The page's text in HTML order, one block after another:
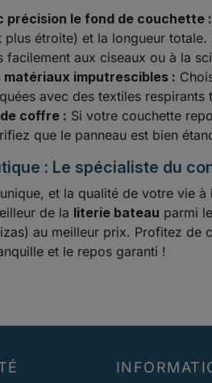
précision le fond de couchette :
plus étroite) et la longueur
facilement aux ciseaux ou à la
matériaux imputrescibles :
avec des textiles
coffre : Si votre couchette
que le panneau est bien
: Le spécialiste du
et la qualité de votre vie
de la literie bateau parmi
au meilleur prix. Profitez
et le repos garanti !